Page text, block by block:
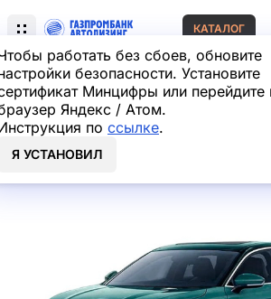
работать без сбоев, обновите
безопасности. Установите
Минцифры или перейдите
Яндекс / Атом.
по ссылке.
Я УСТАНОВИЛ
КАТАЛОГ
Главная Лизинг легковых автомобилей
Chery Arrizo 8
лизинг